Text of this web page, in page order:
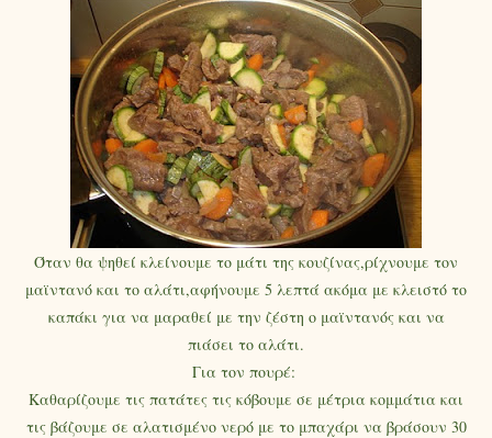
Όταν θα ψηθεί κλείνουμε το μάτι της κουζίνας,ρίχνουμε τον
μαϊντανό και το αλάτι,αφήνουμε 5 λεπτά ακόμα με κλειστό το
καπάκι για να μαραθεί με την ζέστη ο μαϊντανός και να
πιάσει το αλάτι.
Για τον πουρέ:
Καθαρίζουμε τις πατάτες τις κόβουμε σε μέτρια κομμάτια και
τις βάζουμε σε αλατισμένο νερό με το μπαχάρι να βράσουν 30